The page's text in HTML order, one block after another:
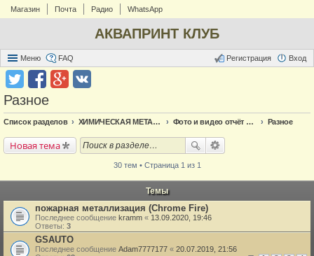
Магазин Почта Радио WhatsApp
АКВАПРИНТ КЛУБ
Меню FAQ Вход
Регистрация
Разное
Список разделов ХИМИЧЕСКАЯ МЕТАЛЛИЗАЦИЯ Фото и видео отчёт по металлизации Разное
Новая тема
30 тем • Страница 1 из 1
Темы
пожарная металлизация (Chrome Fire)
Последнее сообщение kramm « 13.09.2020, 19:46
Ответы: 3
GSAUTO
Последнее сообщение Adam7777177 « 20.07.2019, 21:56